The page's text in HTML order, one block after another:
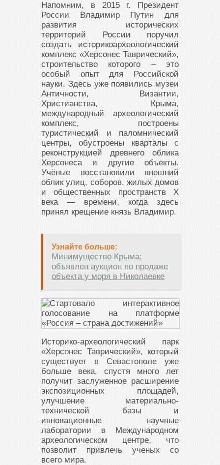
Напомним, в 2015 г. Президент
России Владимир Путин для
развития исторических
территорий России поручил
создать историкоархеологический
комплекс «Херсонес Таврический»,
строительство которого – это
особый опыт для Российской
науки. Здесь уже появились музеи
Античности, Византии,
Христианства, Крыма,
международный археологический
комплекс, построены
туристический и паломнический
центры, обустроены кварталы с
реконструкцией древнего облика
Херсонеса и другие объекты.
Учёные восстановили внешний
облик улиц, соборов, жилых домов
и общественных пространств Х
века — времени, когда здесь
принял крещение князь Владимир.
Узнайте больше:
Минимущество Крыма:
объявлен аукцион по продаже
объекта у моря в Николаевке
Историко-археологический парк
«Херсонес Таврический», который
существует в Севастополе уже
больше века, спустя много лет
получит заслуженное расширение
экспозиционных площадей,
улучшение материально-
технической базы и
инновационные научные
лаборатории в Международном
археологическом центре, что
позволит привлечь ученых со
всего мира.